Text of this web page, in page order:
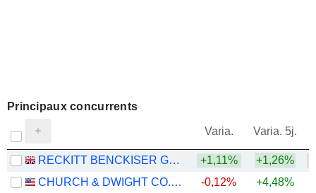
Principaux concurrents
Varia. Varia. 5j.
RECKITT BENCKISER GROUP PLC
+1,11% +1,26%
CHURCH & DWIGHT CO., INC.
-0,12% +4,48%